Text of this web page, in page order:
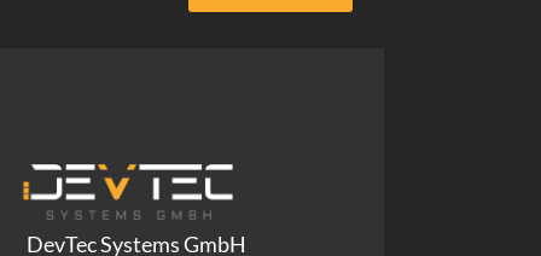
DevTec Systems GmbH